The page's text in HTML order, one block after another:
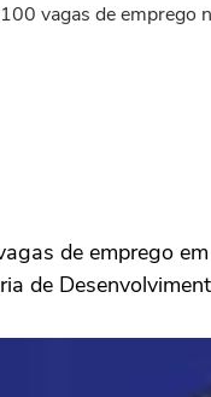
vagas de
de emprego
de